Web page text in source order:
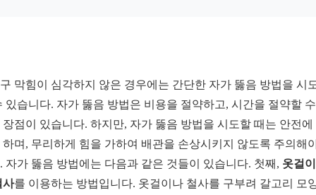
막힘이 심각하지 않은 경우에는 간단한 자가 뚫음 방법을 시
있습니다. 자가 뚫음 방법은 비용을 절약하고, 시간을 절약할
장점이 있습니다. 하지만, 자가 뚫음 방법을 시도할 때는 안전에
하며, 무리하게 힘을 가하여 배관을 손상시키지 않도록 주의해
자가 뚫음 방법에는 다음과 같은 것들이 있습니다. 첫째, 옷걸
사를 이용하는 방법입니다. 옷걸이나 철사를 구부려 갈고리 모